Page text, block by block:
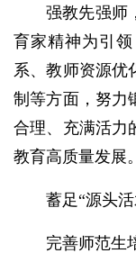
强教先强师
育家精神为引
系、教师资源优
制等方面，努力
合理、充满活力
教育高质量发展。
蓄足“源头活
完善师范生